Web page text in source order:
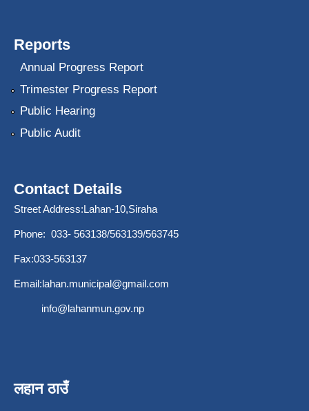
Reports
Annual Progress Report
Trimester Progress Report
Public Hearing
Public Audit
Contact Details
Street Address:Lahan-10,Siraha
Phone: 033- 563138/563139/563745
Fax:033-563137
Email:lahan.municipal@gmail.com
info@lahanmun.gov.np
लहान ठाउँ